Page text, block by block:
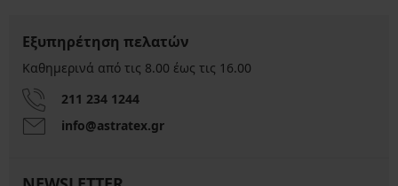
Εξυπηρέτηση πελατών
Καθημερινά από τις 8.00 έως τις 16.00
211 234 1244
info@astratex.gr